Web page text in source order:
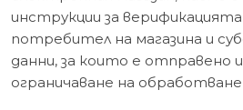
инструкции за
потребител на магазина и
данни, за които е отправено
ограничаване на